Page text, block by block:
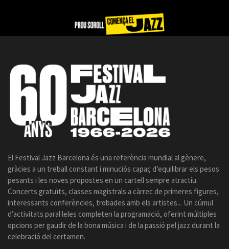
El Festival Jazz Barcelona és una referència mundial al gènere,
gràcies a un treball constant i minuciós capaç d’equilibrar els pesos
pesants i les noves propostes en un cartell sempre atractiu.
Concerts gratuïts, classes magistrals a càrrec de primeres figures,
interessants conferències, trobades amb els artistes... Un cúmul
d’activitats paral·leles completen la programació, oferint múltiples
opcions per gaudir de la bona música i de la passió pel jazz durant la
celebració del certamen.